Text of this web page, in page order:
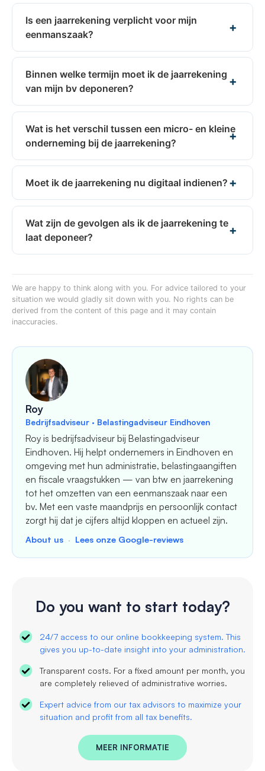
Is een jaarrekening verplicht voor mijn
eenmanszaak?
Binnen welke termijn moet ik de jaarrekening
van mijn bv deponeren?
Wat is het verschil tussen een micro- en kleine
onderneming bij de jaarrekening?
Moet ik de jaarrekening nu digitaal indienen?
Wat zijn de gevolgen als ik de jaarrekening te
laat deponeer?
We are happy to think along with you. For advice tailored to your
situation we would gladly sit down with you. No rights can be
derived from the content of this page and it may contain
inaccuracies.
Roy
Bedrijfsadviseur · Belastingadviseur Eindhoven
Roy is bedrijfsadviseur bij Belastingadviseur
Eindhoven. Hij helpt ondernemers in Eindhoven en
omgeving met hun administratie, belastingaangiften
en fiscale vraagstukken — van btw en jaarrekening
tot het omzetten van een eenmanszaak naar een
bv. Met een vaste maandprijs en persoonlijk contact
zorgt hij dat je cijfers altijd kloppen en actueel zijn.
About us · Lees onze Google-reviews
Do you want to start today?
24/7 access to our online bookkeeping system. This
gives you up-to-date insight into your administration.
Transparent costs. For a fixed amount per month, you
are completely relieved of administrative worries.
Expert advice from our tax advisors to maximize your
situation and profit from all tax benefits.
MEER INFORMATIE